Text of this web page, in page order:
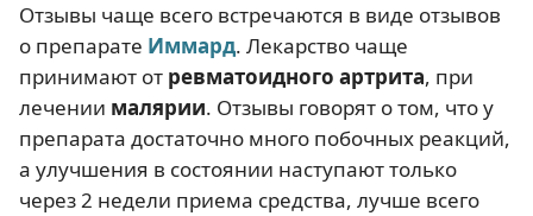
Отзывы чаще всего встречаются в виде отзывов
о препарате Иммард. Лекарство чаще
принимают от ревматоидного артрита, при
лечении малярии. Отзывы говорят о том, что у
препарата достаточно много побочных реакций,
а улучшения в состоянии наступают только
через 2 недели приема средства, лучше всего